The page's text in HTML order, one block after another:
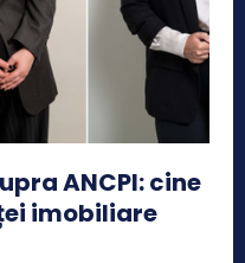
ANCPI: cine
imobiliare